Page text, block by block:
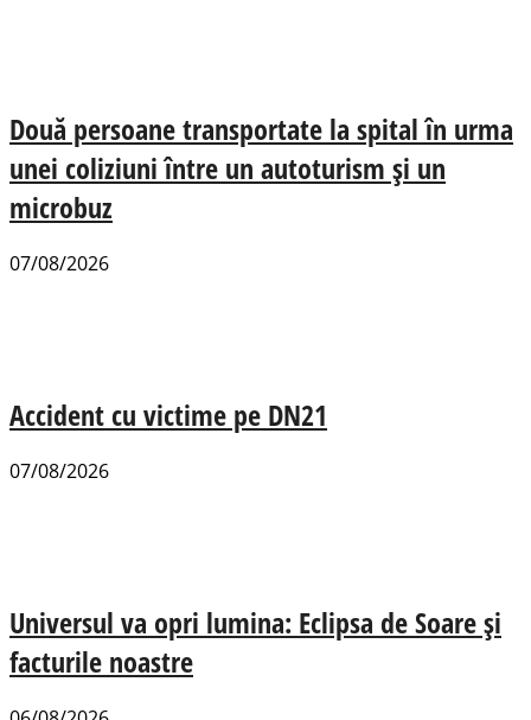
Două persoane transportate la spital în urma
unei coliziuni între un autoturism și un
microbuz
07/08/2026
Accident cu victime pe DN21
07/08/2026
Universul va opri lumina: Eclipsa de Soare și
facturile noastre